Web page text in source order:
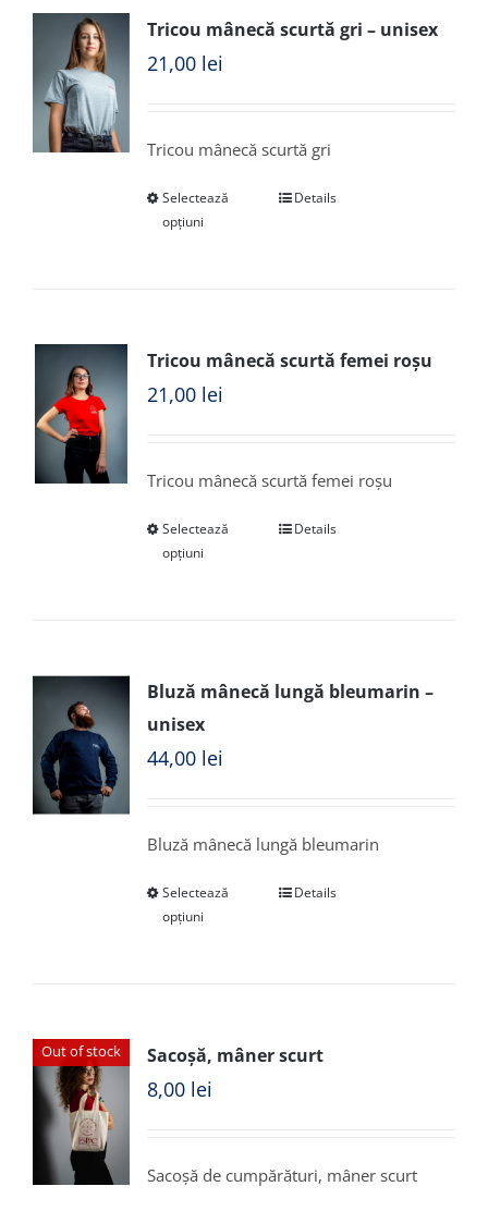
Tricou mânecă scurtă gri – unisex
21,00 lei
Tricou mânecă scurtă gri
Selectează
opțiuni
Details
Tricou mânecă scurtă femei roșu
21,00 lei
Tricou mânecă scurtă femei roșu
Selectează
opțiuni
Details
Bluză mânecă lungă bleumarin –
unisex
44,00 lei
Bluză mânecă lungă bleumarin
Selectează
opțiuni
Details
Out of stock Sacoșă, mâner scurt
8,00 lei
Sacoșă de cumpărături, mâner scurt